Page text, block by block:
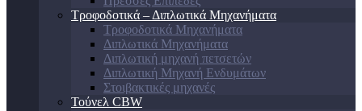
Τροφοδοτικά – Διπλωτικά Μηχανήματα
Τροφοδοτικά Μηχανήματα
Διπλωτικά Μηχανήματα
Διπλωτική μηχανή πετσετών
Διπλωτική Μηχανή Ενδυμάτων
Στοιβακτικές μηχανές
Τούνελ CBW